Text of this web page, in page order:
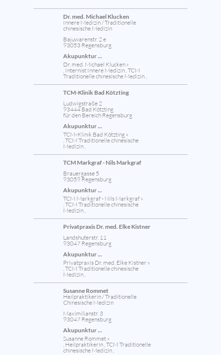
Dr. med. Michael Klucken
Innere Medizin / Traditionelle
chinesische Medizin
Bajuwarenstr. 2 e
93053 Regensburg
Akupunktur ...
Dr. med. Michael Klucken »
, Internist Innere Medizin , TCM
Traditionelle chinesische Medizin ,
TCM-Klinik Bad Kötzting
Ludwigstraße 2
93444 Bad Kötzting
für den Bereich Regensburg
Akupunktur ...
TCM-Klinik Bad Kötzting »
, TCM Traditionelle chinesische
Medizin ,
TCM Markgraf - Nils Markgraf
Brauergasse 5
93059 Regensburg
Akupunktur ...
TCM Markgraf - Nils Markgraf »
, TCM Traditionelle chinesische
Medizin ,
Privatpraxis Dr. med. Elke Kistner
Landshuterstr. 11
93047 Regensburg
Akupunktur ...
Privatpraxis Dr. med. Elke Kistner »
, TCM Traditionelle chinesische
Medizin ,
Susanne Rommet
Heilpraktikerin / Traditionelle
Chinesische Medizin
Maximilianstr. 3
93047 Regensburg
Akupunktur ...
Susanne Rommet »
, Heilpraktikerin , TCM Traditionelle
chinesische Medizin ,